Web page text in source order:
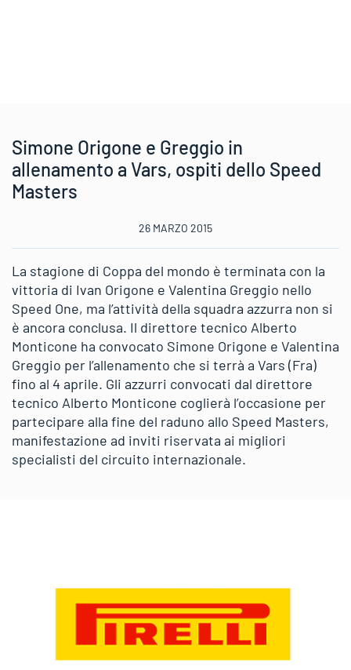
Simone Origone e Greggio in
allenamento a Vars, ospiti dello Speed
Masters
26 MARZO 2015
La stagione di Coppa del mondo è terminata con la
vittoria di Ivan Origone e Valentina Greggio nello
Speed One, ma l’attività della squadra azzurra non si
è ancora conclusa. Il direttore tecnico Alberto
Monticone ha convocato Simone Origone e Valentina
Greggio per l’allenamento che si terrà a Vars (Fra)
fino al 4 aprile. Gli azzurri convocati dal direttore
tecnico Alberto Monticone coglierà l’occasione per
partecipare alla fine del raduno allo Speed Masters,
manifestazione ad inviti riservata ai migliori
specialisti del circuito internazionale.